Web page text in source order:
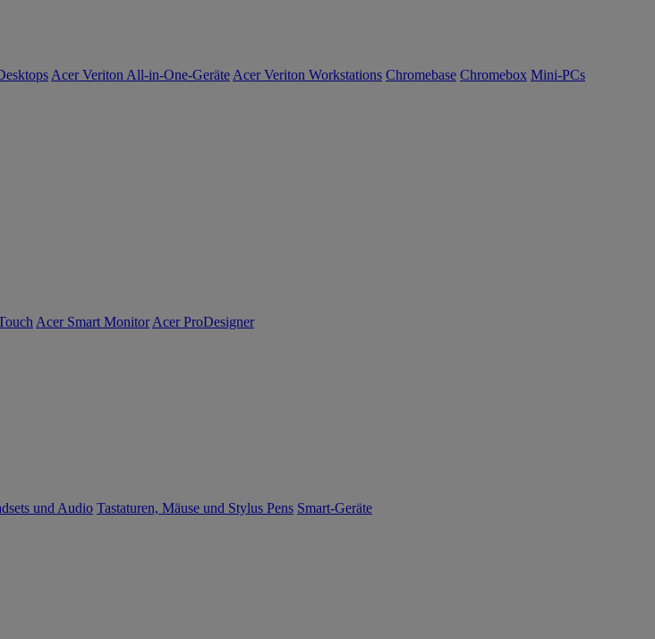
Acer Veriton All-in-One-Geräte Acer Veriton Workstations Chromebase Chromebox Mini-PCs
Acer Smart Monitor Acer ProDesigner
und Audio Tastaturen, Mäuse und Stylus Pens Smart-Geräte